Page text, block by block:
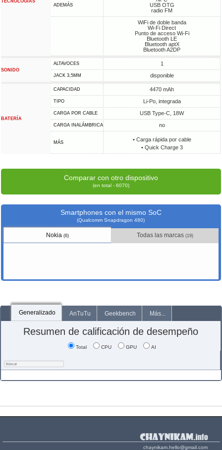
TECNOLOGÍAS
ADEMÁS
USB OTG
radio FM
WiFi de doble banda
Wi-Fi Direct
Punto de acceso Wi-Fi
Bluetooth LE
Bluetooth aptX
Bluetooth A2DP
SONIDO
ALTAVOCES 1
JACK 3,5MM disponible
BATERÍA
CAPACIDAD 4470 mAh
TIPO Li-Po, integrada
CARGA POR CABLE USB Type-C, 18W
CARGA INALÁMBRICA no
MÁS
• Carga rápida por cable
• Quick Charge 3
Comparar con otro dispositivo
(en total - 6070)
Smartphones con el mismo SoC
(Qualcomm Snapdragon 480)
Nokia (6) Todas las marcas (19)
Generalizado AnTuTu Geekbench Más...
Resumen de calificación de desempeño
Total CPU GPU AI
chaynikam.hello@gmail.com